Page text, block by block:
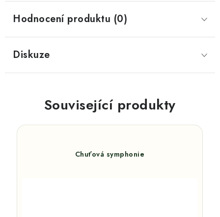
Hodnocení produktu (0)
Diskuze
Související produkty
Chuťová symphonie